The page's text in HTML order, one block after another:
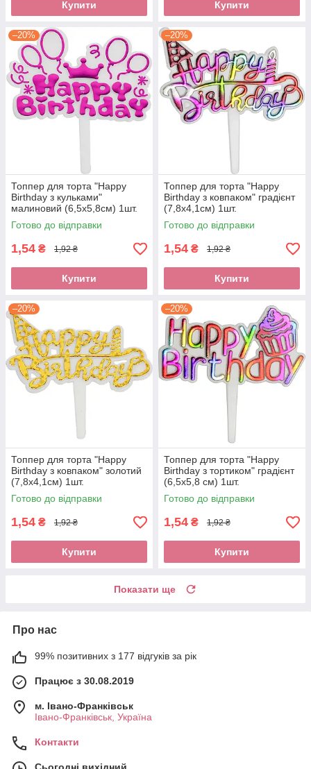
Купити Купити
–20%
Топпер для торта "Happy
Birthday з кульками"
малиновий (6,5х5,8см) 1шт.
Готово до відправки
1,54 ₴ 1,92 ₴
Купити
–20%
Топпер для торта "Happy
Birthday з ковпаком" градієнт
(7,8х4,1см) 1шт.
Готово до відправки
1,54 ₴ 1,92 ₴
Купити
–20%
Топпер для торта "Happy
Birthday з ковпаком" золотий
(7,8х4,1см) 1шт.
Готово до відправки
1,54 ₴ 1,92 ₴
Купити
–20%
Топпер для торта "Happy
Birthday з тортиком" градієнт
(6,5х5,8 см) 1шт.
Готово до відправки
1,54 ₴ 1,92 ₴
Купити
Показати ще
Про нас
99% позитивних з 177 відгуків за рік
Працює з 30.08.2019
м. Івано-Франківськ
Івано-Франківськ, Україна
Контакти